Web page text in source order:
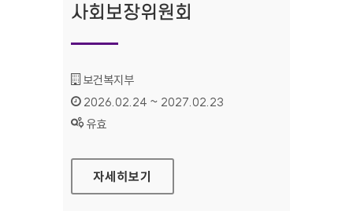
사회보장위원회
기관명 :
보건복지부
인증기간 :
2026.02.24 ~ 2027.02.23
상태 :
유효
사회보장위원회
자세히보기